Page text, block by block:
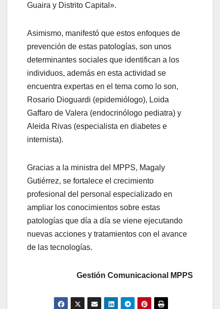
Guaira y Distrito Capital».
Asimismo, manifestó que estos enfoques de
prevención de estas patologías, son unos
determinantes sociales que identifican a los
individuos, además en esta actividad se
encuentra expertas en el tema como lo son,
Rosario Dioguardi (epidemiólogo), Loida
Gaffaro de Valera (endocrinólogo pediatra) y
Aleida Rivas (especialista en diabetes e
internista).
Gracias a la ministra del MPPS, Magaly
Gutiérrez, se fortalece el crecimiento
profesional del personal especializado en
ampliar los conocimientos sobre estas
patologías que día a día se viene ejecutando
nuevas acciones y tratamientos con el avance
de las tecnologías.
Gestión Comunicacional MPPS